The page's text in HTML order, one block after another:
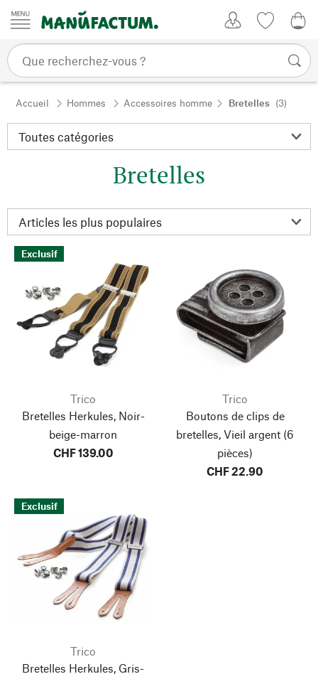
Passer au contenu
Accueil Hommes Accessoires homme Bretelles (3)
Bretelles
Exclusif
Trico
Bretelles Herkules, Noir-
beige-marron
CHF 139.00
Trico
Boutons de clips de
bretelles, Vieil argent (6
pièces)
CHF 22.90
Exclusif
Trico
Bretelles Herkules, Gris-